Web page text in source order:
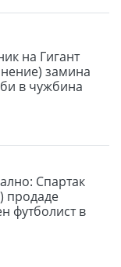
на Гигант
замина
в чужбина
Спартак
продаде
футболист в